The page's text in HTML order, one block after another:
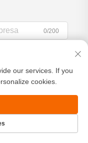
0/200
de CONTACTO
our services. If you
cookies.